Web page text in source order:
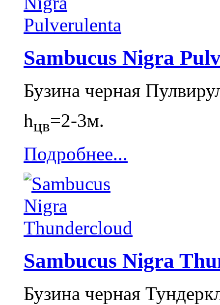
Sambucus Nigra
Бузина черная
hцв=2-3м.
Подробнее...
Sambucus Nigra
Бузина черная